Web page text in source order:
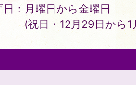
日：月曜日から金曜日
(祝日・12月29日から